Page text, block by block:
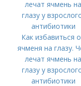
Как избавиться
ячменя на глазу.
лечат ячмень на
глазу у
антибиотики